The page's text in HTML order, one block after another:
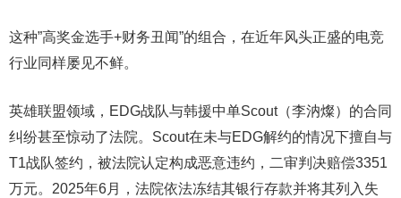
这种”高奖金选手+财务丑闻”的组合，在近年风头正盛的电竞
行业同样屡见不鲜。
英雄联盟领域，EDG战队与韩援中单Scout（李汭燦）的合同
纠纷甚至惊动了法院。Scout在未与EDG解约的情况下擅自与
T1战队签约，被法院认定构成恶意违约，二审判决赔偿3351
万元。2025年6月，法院依法冻结其银行存款并将其列入失